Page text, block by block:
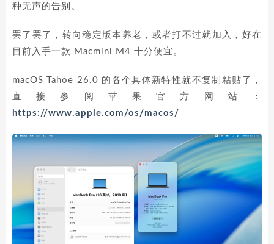
种无声的告别。
罢了罢了，转向稳定版本养老，或者打不过就加入，好在
目前入手一款 Macmini M4 十分便宜。
macOS Tahoe 26.0 的各个具体新特性就不复制粘贴了，
直接参阅苹果官方网站：
https://www.apple.com/os/macos/